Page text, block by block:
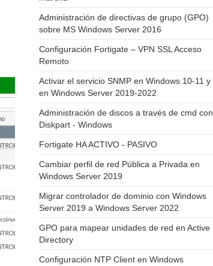
Administración de directivas de grupo (GPO)
sobre MS Windows Server 2016
Configuración Fortigate – VPN SSL Acceso
Remoto
Activar el servicio SNMP en Windows 10-11 y
en Windows Server 2019-2022
Administración de discos a través de cmd con
Diskpart - Windows
Fortigate HA ACTIVO - PASIVO
Cambiar perfil de red Pública a Privada en
Windows Server 2019
Migrar controlador de dominio con Windows
Server 2019 a Windows Server 2022
GPO para mapear unidades de red en Active
Directory
Configuración NTP Client en Windows